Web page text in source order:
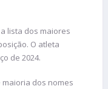
lista dos maiores
O atleta
de 2024.
dos nomes